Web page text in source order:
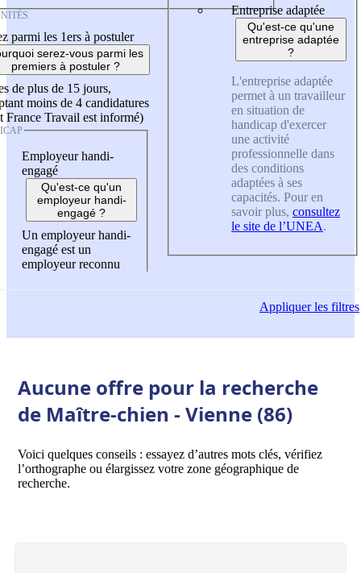
parmi les 1ers à postuler
serez-vous parmi les
premiers à postuler ?
de plus de 15 jours,
moins de 4 candidatures
France Travail est informé)
Employeur handi-
engagé
Qu'est-ce qu'un
employeur handi-
engagé ?
Un employeur handi-
engagé est un
employeur reconnu
Entreprise adaptée
Qu'est-ce qu'une
entreprise adaptée
?
L'entreprise adaptée
permet à un travailleur
en situation de
handicap d'exercer
une activité
professionnelle dans
des conditions
adaptées à ses
capacités. Pour en
savoir plus, consultez
le site de l’UNEA.
Appliquerles filtres
Aucune offre pour la recherche
de Maître-chien - Vienne (86)
Voici quelques conseils : essayez d’autres mots clés, vérifiez
l’orthographe ou élargissez votre zone géographique de
recherche.